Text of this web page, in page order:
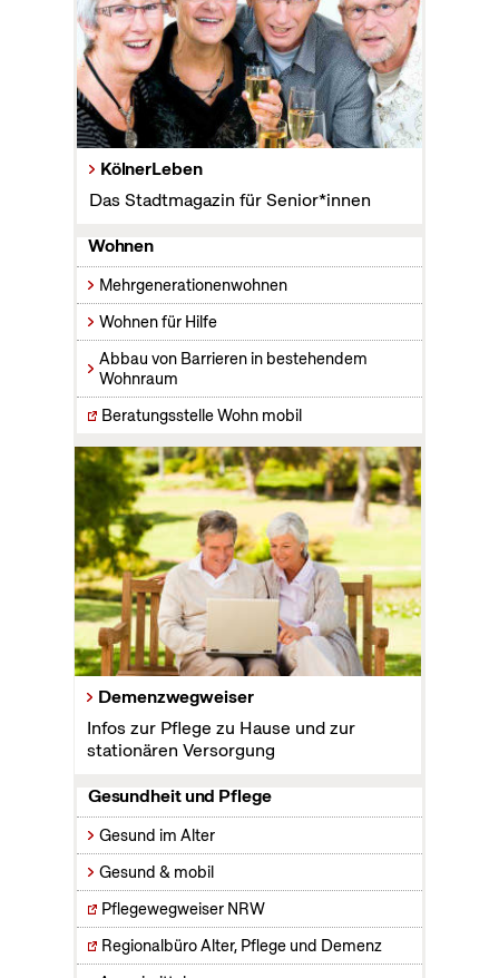
KölnerLeben
Das Stadtmagazin für Senior*innen
Wohnen
Mehrgenerationenwohnen
Wohnen für Hilfe
Abbau von Barrieren in bestehendem
Wohnraum
Beratungsstelle Wohn mobil
Demenzwegweiser
Infos zur Pflege zu Hause und zur
stationären Versorgung
Gesundheit und Pflege
Gesund im Alter
Gesund & mobil
Pflegewegweiser NRW
Regionalbüro Alter, Pflege und Demenz